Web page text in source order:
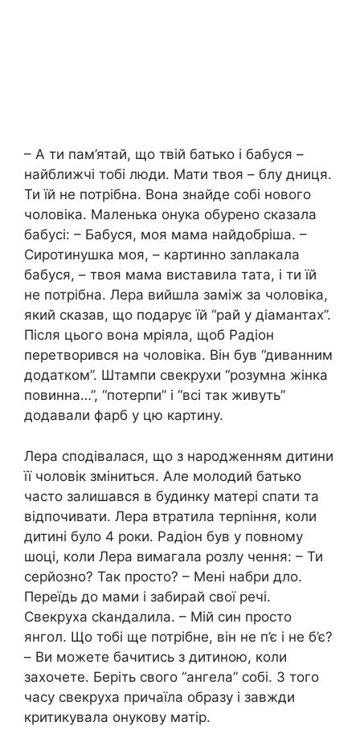
– А ти пам’ятай, що твій батько і бабуся –
найближчі тобі люди. Мати твоя – блу дниця.
Ти їй не потрібна. Вона знайде собі нового
чоловіка. Маленька онука обурено сказала
бабусі: – Бабуся, моя мама найдобріша. –
Сиротинушка моя, – картинно заnлакала
бабуся, – твоя мама виставила тата, і ти їй
не потрібна. Лера вийшла заміж за чоловіка,
який сказав, що подарує їй “рай у діамантах”.
Після цього вона мріяла, щоб Радіон
перетворився на чоловіка. Він був “диванним
додатком”. Штампи свекрухи “розумна жінка
повинна…”, “потерпи” і “всі так живуть”
додавали фарб у цю картину.
Лера сподівалася, що з народженням дитини
її чоловік зміниться. Але молодий батько
часто залишався в будинку матері спати та
відпочивати. Лера втратила терnіння, коли
дитині було 4 роки. Радіон був у повному
шоці, коли Лера вимагала розлу чення: – Ти
серйозно? Так просто? – Мені набри дло.
Переїдь до мами і забирай свої речі.
Свекруха сkандалила. – Мій син просто
янгол. Що тобі ще потрібне, він не п’є і не б’є?
– Ви можете бачитись з дитиною, коли
захочете. Беріть свого “ангела” собі. З того
часу свекруха причаїла образу і завжди
критикувала онукову матір.